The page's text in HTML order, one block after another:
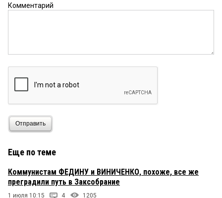
Комментарий
Отправить
Еще по теме
Коммунистам ФЕДИНУ и ВИНИЧЕНКО, похоже, все же
преградили путь в Заксобрание
1 июля 10:15 4 1205